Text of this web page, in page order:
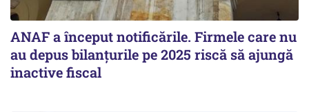
ANAF a început notificările. Firmele care nu
au depus bilanțurile pe 2025 riscă să ajungă
inactive fiscal